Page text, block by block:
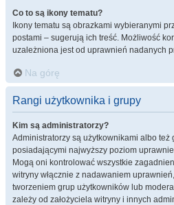
Co to są ikony tematu?
Ikony tematu są obrazkami wybieranymi
postami – sugerują ich treść. Możliwość
uzależniona jest od uprawnień nadanych
Na górę
Rangi użytkownika i grupy
Kim są administratorzy?
Administratorzy są użytkownikami albo też
posiadającymi najwyższy poziom
Mogą oni kontrolować wszystkie
witryny włącznie z nadawaniem
tworzeniem grup użytkowników lub
zależy od założyciela witryny i innych